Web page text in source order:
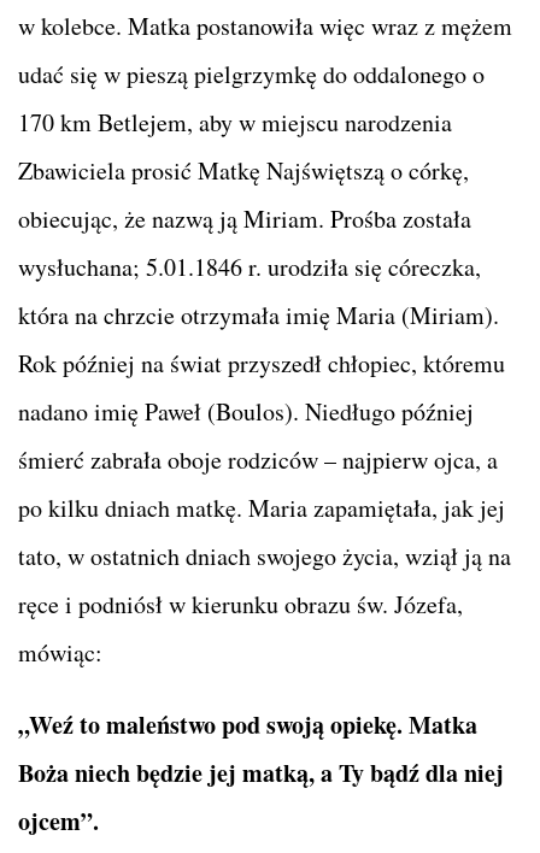
w kolebce. Matka postanowiła więc wraz z mężem
udać się w pieszą pielgrzymkę do oddalonego o
170 km Betlejem, aby w miejscu narodzenia
Zbawiciela prosić Matkę Najświętszą o córkę,
obiecując, że nazwą ją Miriam. Prośba została
wysłuchana; 5.01.1846 r. urodziła się córeczka,
która na chrzcie otrzymała imię Maria (Miriam).
Rok później na świat przyszedł chłopiec, któremu
nadano imię Paweł (Boulos). Niedługo później
śmierć zabrała oboje rodziców – najpierw ojca, a
po kilku dniach matkę. Maria zapamiętała, jak jej
tato, w ostatnich dniach swojego życia, wziął ją na
ręce i podniósł w kierunku obrazu św. Józefa,
mówiąc:
„Weź to maleństwo pod swoją opiekę. Matka
Boża niech będzie jej matką, a Ty bądź dla niej
ojcem”.